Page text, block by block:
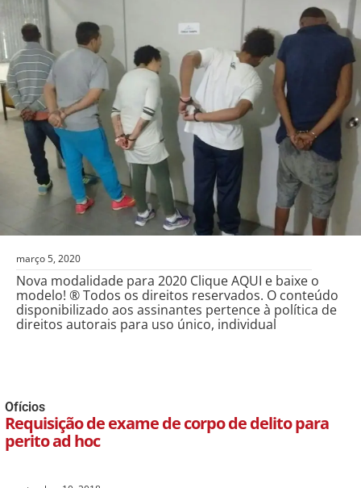
março 5, 2020
Nova modalidade para 2020 Clique AQUI e baixe o
modelo! ® Todos os direitos reservados. O conteúdo
disponibilizado aos assinantes pertence à política de
direitos autorais para uso único, individual
Ofícios
Requisição de exame de corpo de delito para
perito ad hoc